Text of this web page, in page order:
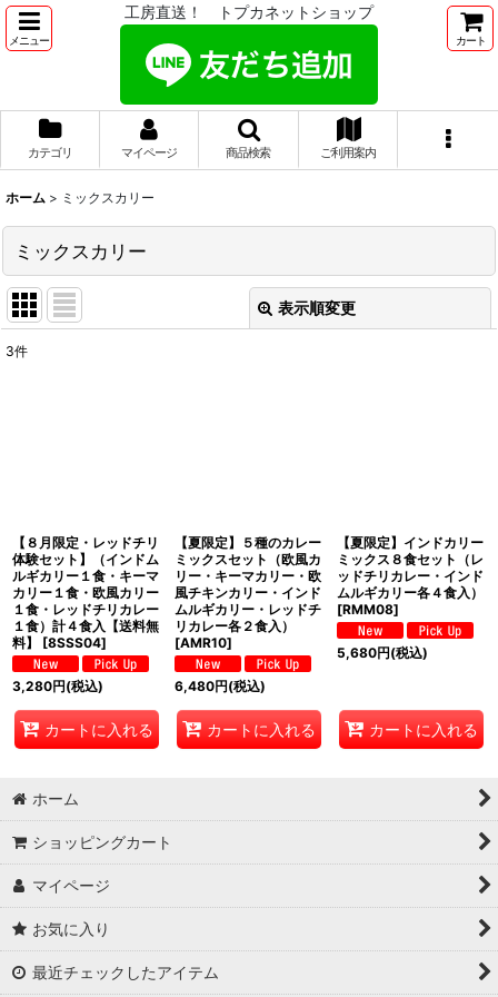
メニュー
工房直送！ トプカネットショップ
カート
カテゴリ マイページ 商品検索 ご利用案内
ホーム > ミックスカリー
ミックスカリー
表示順変更
3件
【８月限定・レッドチリ
体験セット】（インドム
ルギカリー１食・キーマ
カリー１食・欧風カリー
１食・レッドチリカレー
１食）計４食入【送料無
料】
[8SSS04]
3,280円(税込)
カートに入れる
【夏限定】５種のカレー
ミックスセット（欧風カ
リー・キーマカリー・欧
風チキンカリー・インド
ムルギカリー・レッドチ
リカレー各２食入）
[AMR10]
6,480円(税込)
カートに入れる
【夏限定】インドカリー
ミックス８食セット（レ
ッドチリカレー・インド
ムルギカリー各４食入）
[RMM08]
5,680円(税込)
カートに入れる
ホーム
ショッピングカート
マイページ
お気に入り
最近チェックしたアイテム